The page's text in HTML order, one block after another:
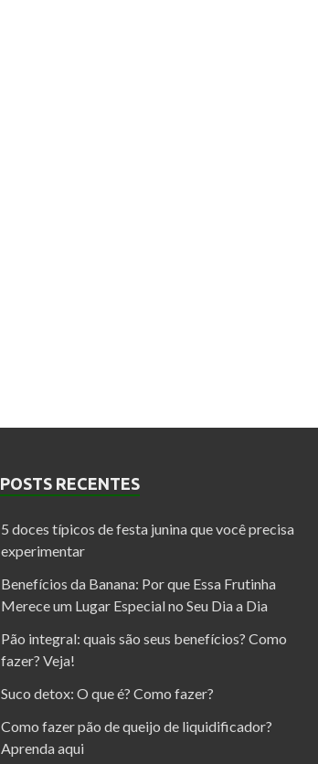
POSTS RECENTES
5 doces típicos de festa junina que você precisa
experimentar
Benefícios da Banana: Por que Essa Frutinha
Merece um Lugar Especial no Seu Dia a Dia
Pão integral: quais são seus benefícios? Como
fazer? Veja!
Suco detox: O que é? Como fazer?
Como fazer pão de queijo de liquidificador?
Aprenda aqui